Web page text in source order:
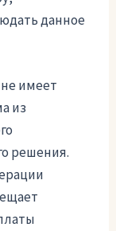
данное
имеет
из
решения.